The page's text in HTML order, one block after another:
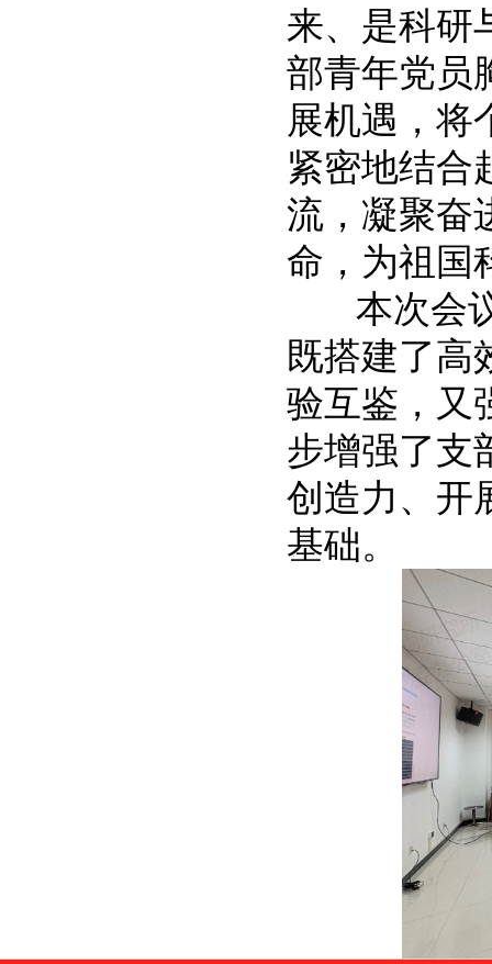
来、是科研
部青年党员
展机遇，将
紧密地结合
流，凝聚奋
命，为祖国
本次会议
既搭建了高
验互鉴，又
步增强了支
创造力、开
基础。